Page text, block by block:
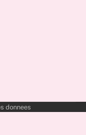
donnees